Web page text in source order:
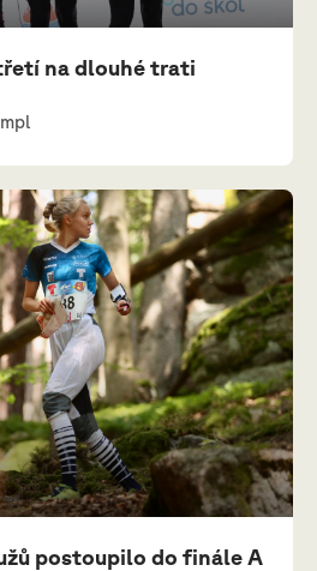
na dlouhé trati
postoupilo do finále A